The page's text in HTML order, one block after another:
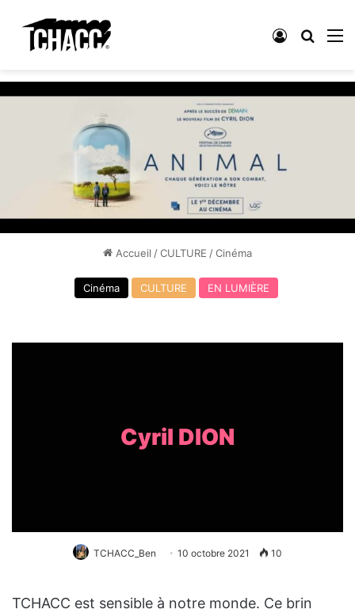
Connexion
Accueil /CULTURE /Cinéma
Cinéma CULTURE EN LUMIÈRE
Cyril DION
TCHACC_Ben 10 octobre 2021 10
TCHACC est sensible à notre monde. Ce brin